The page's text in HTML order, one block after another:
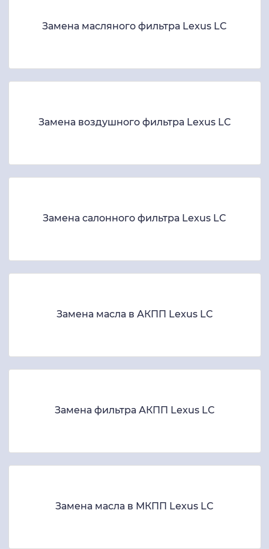
Замена масляного фильтра Lexus LC
Замена воздушного фильтра Lexus LC
Замена салонного фильтра Lexus LC
Замена масла в АКПП Lexus LC
Замена фильтра АКПП Lexus LC
Замена масла в МКПП Lexus LC